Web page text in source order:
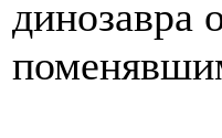
динозавра